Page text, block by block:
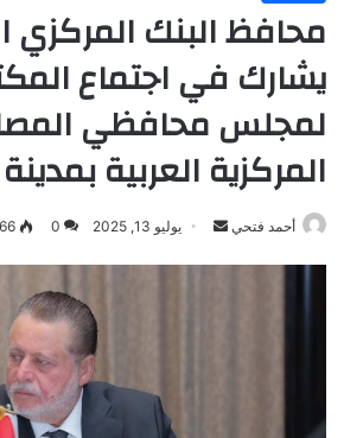
محافظ البنك المركزي
يشارك في اجتماع
لمجلس محافظي
المركزية العربية
أحمد فتحي
أرسل يوليو 13, 2025 0